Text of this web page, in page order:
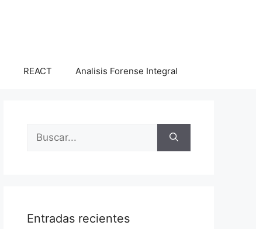
REACT Analisis Forense Integral
Buscar:
Entradas recientes